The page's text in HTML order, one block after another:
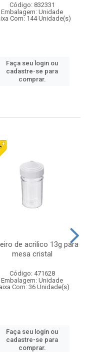
Código: 832331
Embalagem: Unidade
Com: 144 Unidade(s)
Faça seu login ou
cadastre-se para
comprar.
de acrilico 13g para
mesa cristal
Código: 471628
Embalagem: Unidade
Com: 36 Unidade(s)
Faça seu login ou
cadastre-se para
comprar.